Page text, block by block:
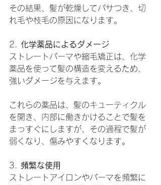
その結果、髪が乾燥してパサつき、切
れ毛や枝毛の原因になります。
2. 化学薬品によるダメージ
ストレートパーマや縮毛矯正は、化学
薬品を使って髪の構造を変えるため、
強いダメージを与えます。
これらの薬品は、髪のキューティクル
を開き、内部に働きかけることで髪を
まっすぐにしますが、その過程で髪が
弱くなり、傷みやすくなります。
3. 頻繁な使用
ストレートアイロンやパーマを頻繁に